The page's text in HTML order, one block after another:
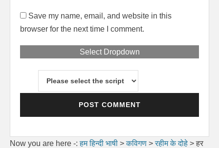
Save my name, email, and website in this
browser for the next time I comment.
Select Dropdown
Now you are here -: हम हिन्दी भाषी >कविगण >रहीम के दोहे > हर